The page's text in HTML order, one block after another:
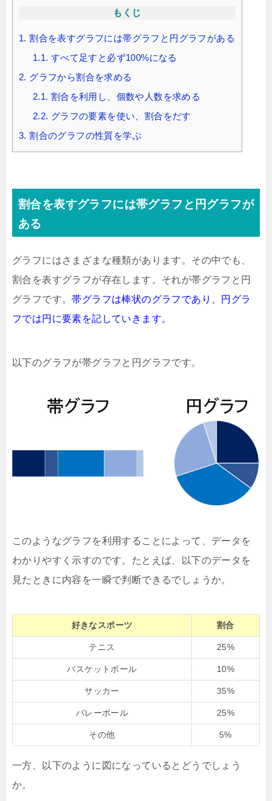
もくじ
1. 割合を表すグラフには帯グラフと円グラフがある
1.1. すべて足すと必ず100%になる
2. グラフから割合を求める
2.1. 割合を利用し、個数や人数を求める
2.2. グラフの要素を使い、割合をだす
3. 割合のグラフの性質を学ぶ
割合を表すグラフには帯グラフと円グラフが
ある
グラフにはさまざまな種類があります。その中でも、
割合を表すグラフが存在します。それが帯グラフと円
グラフです。帯グラフは棒状のグラフであり、円グラ
フでは円に要素を記していきます。
以下のグラフが帯グラフと円グラフです。
このようなグラフを利用することによって、データを
わかりやすく示すのです。たとえば、以下のデータを
見たときに内容を一瞬で判断できるでしょうか。
好きなスポーツ 割合
テニス 25%
バスケットボール 10%
サッカー 35%
バレーボール 25%
その他 5%
一方、以下のように図になっているとどうでしょう
か。